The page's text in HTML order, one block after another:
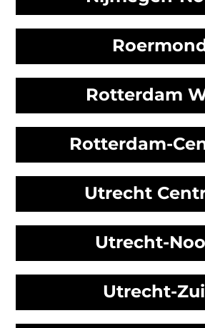
Rotterdam
Rotterdam-
Utrecht
Utrecht-
Utrecht-